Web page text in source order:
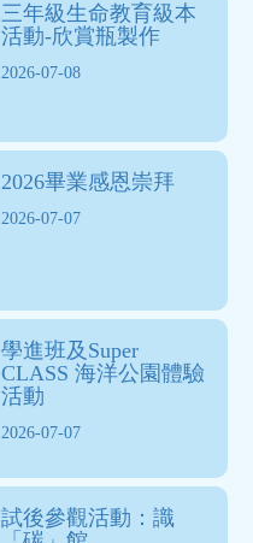
三年級生命教育級本
活動-欣賞瓶製作
2026-07-08
2026畢業感恩崇拜
2026-07-07
學進班及Super
CLASS 海洋公園體驗
活動
2026-07-07
試後參觀活動：識